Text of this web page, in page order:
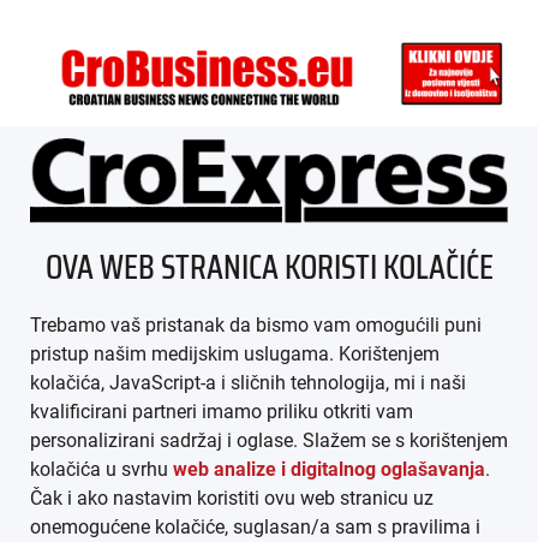
ÜBER UNS
IMPRESSUM
AGB
DATENSCHUTZ
MEDIADATEN
ARHIVA (PDF)
OVA WEB STRANICA KORISTI KOLAČIĆE
Trebamo vaš pristanak da bismo vam omogućili puni
pristup našim medijskim uslugama. Korištenjem
kolačića, JavaScript-a i sličnih tehnologija, mi i naši
kvalificirani partneri imamo priliku otkriti vam
personalizirani sadržaj i oglase. Slažem se s korištenjem
kolačića u svrhu web analize i digitalnog oglašavanja.
Čak i ako nastavim koristiti ovu web stranicu uz
onemogućene kolačiće, suglasan/a sam s pravilima i